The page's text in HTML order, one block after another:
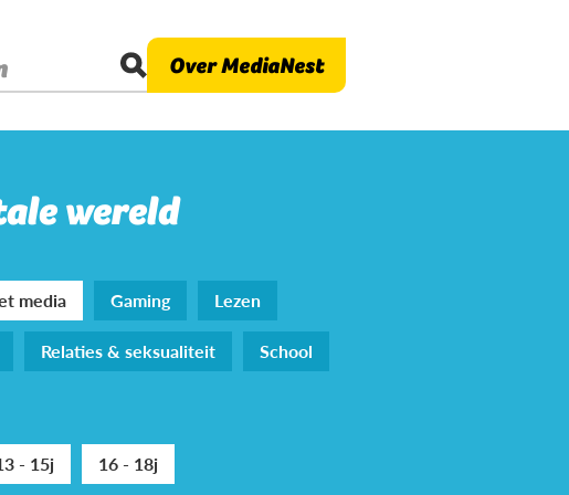
Over MediaNest
wereld
media Gaming
Lezen
Relaties & seksualiteit
School
- 15j 16 - 18j